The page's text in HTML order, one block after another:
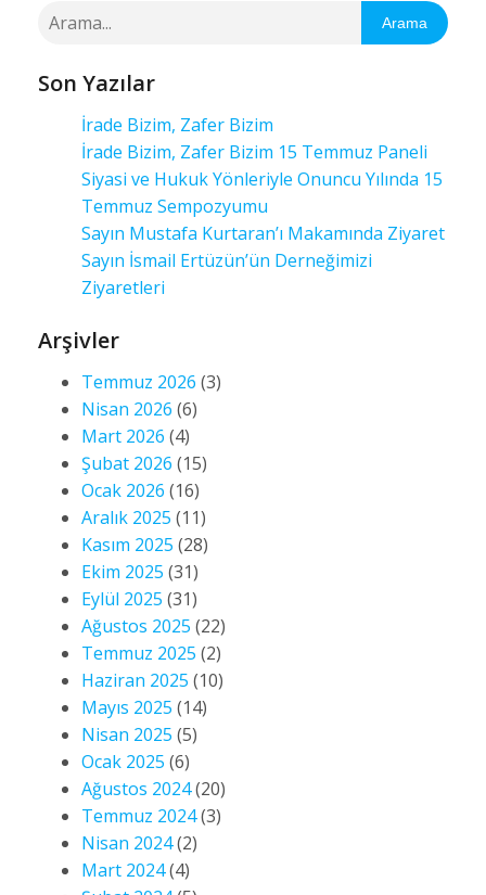
Arama
Son Yazılar
İrade Bizim, Zafer Bizim
İrade Bizim, Zafer Bizim 15 Temmuz Paneli
Siyasi ve Hukuk Yönleriyle Onuncu Yılında 15
Temmuz Sempozyumu
Sayın Mustafa Kurtaran’ı Makamında Ziyaret
Sayın İsmail Ertüzün’ün Derneğimizi
Ziyaretleri
Arşivler
Temmuz 2026 (3)
Nisan 2026 (6)
Mart 2026 (4)
Şubat 2026 (15)
Ocak 2026 (16)
Aralık 2025 (11)
Kasım 2025 (28)
Ekim 2025 (31)
Eylül 2025 (31)
Ağustos 2025 (22)
Temmuz 2025 (2)
Haziran 2025 (10)
Mayıs 2025 (14)
Nisan 2025 (5)
Ocak 2025 (6)
Ağustos 2024(20)
Temmuz 2024(3)
Nisan 2024(2)
Mart 2024(4)